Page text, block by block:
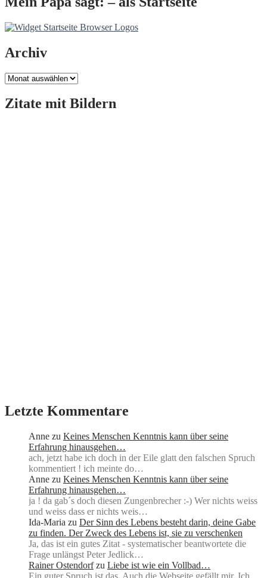
Archiv
Archiv
Zitate mit Bildern
Letzte Kommentare
Anne zu Keines Menschen Kenntnis kann über seine
Erfahrung hinausgehen…
ach, jetzt habe ich doch in der Eile glatt den falschen Spruch
kommentiert ! ich meinte do…
Anne zu Keines Menschen Kenntnis kann über seine
Erfahrung hinausgehen…
ja ! da gab´s doch diesen Zungenbrecher :-) Wer nichts weiss
und weiss dass er nichts weis…
Ida-Maria zu Der Sinn des Lebens besteht darin, deine Gabe
zu finden. Der Zweck des Lebens ist, sie zu verschenken
Ja, das ist ein gutes Zitat - systematischer beantwortete die
Frage unlängst Peter Jedlick…
Rainer Ostendorf zu Liebe ist wie ein Vollbad…